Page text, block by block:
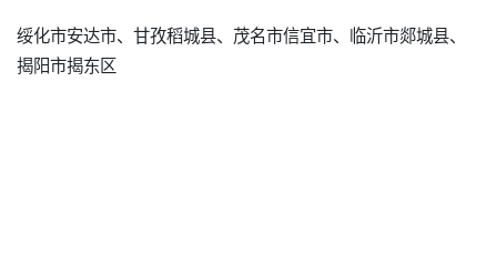
绥化市安达市、甘孜稻城县、茂名市信宜市、临沂市郯城县、
揭阳市揭东区